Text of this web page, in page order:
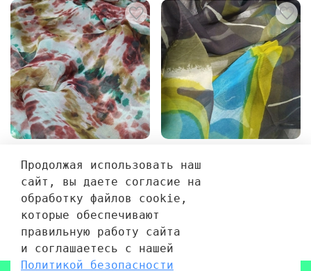
105 х 105 см 187105
350 руб.
105 х 105 см 185118
350 руб.
1 2 … 55
Продолжая использовать наш
сайт, вы даете согласие на
обработку файлов cookie,
которые обеспечивают
правильную работу сайта
и соглашаетесь с нашей
Политикой безопасности